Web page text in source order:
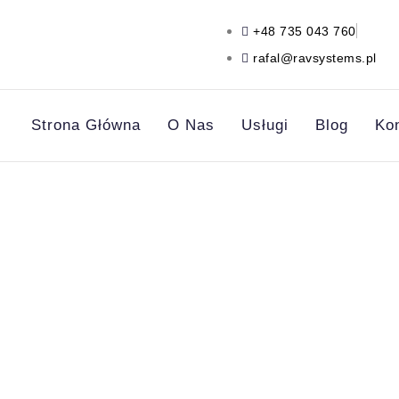
+48 735 043 760
rafal@ravsystems.pl
Strona Główna O Nas Usługi Blog